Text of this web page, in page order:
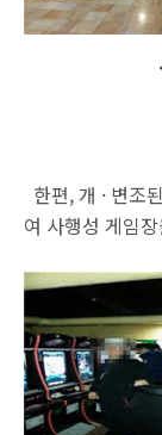
한편, 개 · 변조
여 사행성 게임